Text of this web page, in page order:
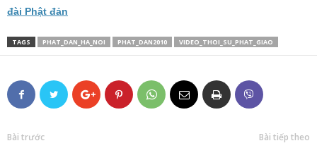
đài Phật đản
TAGS PHAT_DAN_HA_NOI PHAT_DAN2010 VIDEO_THOI_SU_PHAT_GIAO
Bài trước Bài tiếp theo